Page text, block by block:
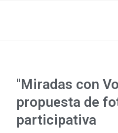
"Miradas con
propuesta de
participativa